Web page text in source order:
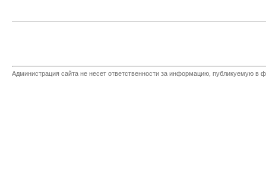
Администрация сайта не несет ответственности за информацию, публикуемую